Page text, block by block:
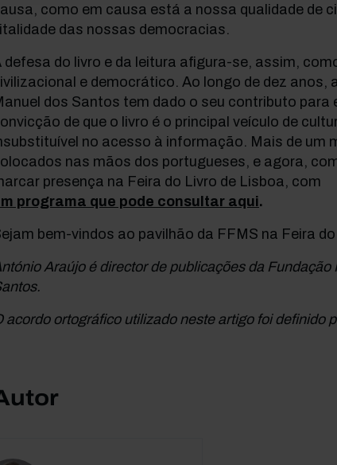
como em causa está a nossa qualidade de
das nossas democracias.
defesa do livro e da leitura afigura-se, assim,
e democrático. Ao longo de dez anos,
dos Santos tem dado o seu contributo para
de que o livro é o principal veículo de
no acesso à informação. Mais de um
nas mãos dos portugueses, e agora,
presença na Feira do Livro de Lisboa, com
programa que pode consultar aqui.
bem-vindos ao pavilhão da FFMS na Feira
Araújo é director de publicações da Fundação
acordo ortográfico utilizado neste artigo foi definido